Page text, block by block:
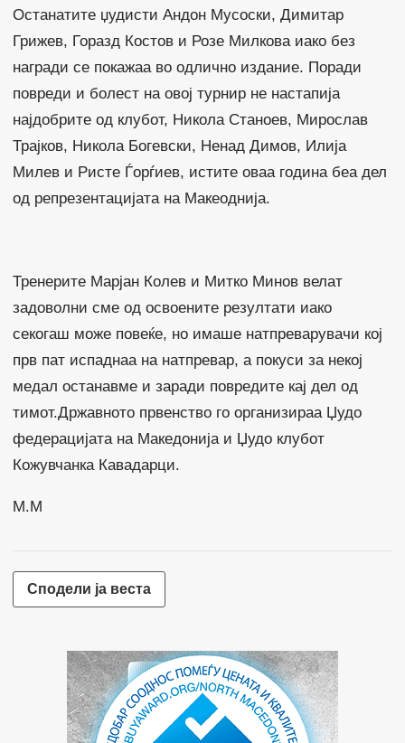
Останатите џудисти Андон Мусоски, Димитар
Грижев, Горазд Костов и Розе Милкова иако без
награди се покажаа во одлично издание. Поради
повреди и болест на овој турнир не настапија
најдобрите од клубот, Никола Станоев, Мирослав
Трајков, Никола Богевски, Ненад Димов, Илија
Милев и Ристе Ѓорѓиев, истите оваа година беа дел
од репрезентацијата на Макеоднија.
Тренерите Марјан Колев и Митко Минов велат
задоволни сме од освоените резултати иако
секогаш може повеќе, но имаше натпреварувачи кој
прв пат испаднаа на натпревар, а покуси за некој
медал останавме и заради повредите кај дел од
тимот.Државното првенство го организираа Џудо
федерацијата на Македонија и Џудо клубот
Кожувчанка Кавадарци.
M.M
Сподели ја веста